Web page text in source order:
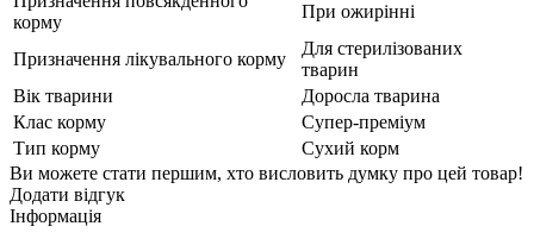
корму
При ожирінні
Призначення лікувального корму
Для стерилізованих
тварин
Вік тварини
Доросла тварина
Клас корму
Супер-преміум
Тип корму
Сухий корм
Ви можете стати першим, хто висловить думку про цей товар!
Додати відгук
Інформація